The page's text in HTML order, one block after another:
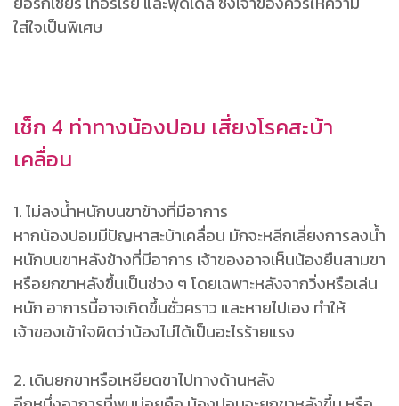
ใส่ใจเป็นพิเศษ
เช็ก 4 ท่าทางน้องปอม เสี่ยงโรคสะบ้า
เคลื่อน
1. ไม่ลงน้ำหนักบนขาข้างที่มีอาการ
หากน้องปอมมีปัญหาสะบ้าเคลื่อน มักจะหลีกเลี่ยงการลงน้ำ
หนักบนขาหลังข้างที่มีอาการ เจ้าของอาจเห็นน้องยืนสามขา
หรือยกขาหลังขึ้นเป็นช่วง ๆ โดยเฉพาะหลังจากวิ่งหรือเล่น
หนัก อาการนี้อาจเกิดขึ้นชั่วคราว และหายไปเอง ทำให้
เจ้าของเข้าใจผิดว่าน้องไม่ได้เป็นอะไรร้ายแรง
2. เดินยกขาหรือเหยียดขาไปทางด้านหลัง